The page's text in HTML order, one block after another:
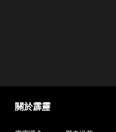
關於霹靂